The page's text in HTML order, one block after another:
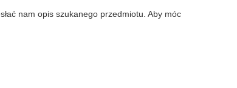
nam opis szukanego przedmiotu. Aby móc